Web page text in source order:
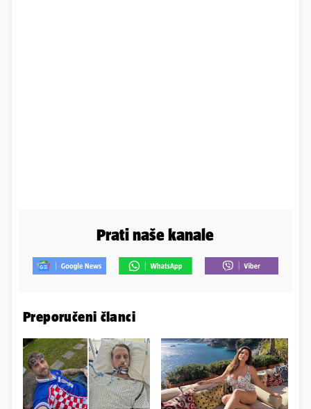
Prati naše kanale
Preporučeni članci